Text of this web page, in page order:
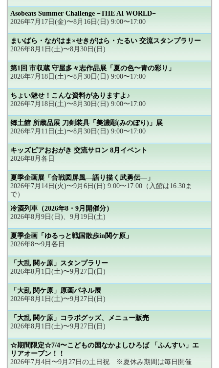
Asobeats Summer Challenge −THE AI WORLD−
2026年7月17日(金)〜8月16日(日) 9:00〜17:00
まいばら・ながはま×せきがはら・たるい 交流スタンプラリー
2026年8月1日(土)〜8月30日(日)
第1回 市収蔵 守屋多々志作品展「夏の色〜青の彩り」
2026年7月18日(土)〜8月30日(日) 9:00〜17:00
ちょい魅せ！こんな資料がありますよ♪
2026年7月18日(土)〜8月30日(日) 9:00〜17:00
郷土館 所蔵品展 刀剣装具「美濃彫(みのぼり)」展
2026年7月11日(土)〜8月30日(日) 9:00〜17:00
キッズピアおおがき 交流サロン 8月イベント
2026年8月各日
夏季企画展「合戦図屏風―語り描く武勇伝―」
2026年7月14日(火)〜9月6日(日) 9:00〜17:00（入館は16:30ま
で）
冷酒列車（2026年8・9月開催分）
2026年8月9日(日)、9月19日(土)
夏季企画「ゆるっと戦国散歩in関ケ原」
2026年8〜9月各日
「大乱 関ヶ原」スタンプラリー
2026年8月1日(土)〜9月27日(日)
「大乱 関ケ原」原画パネル展
2026年8月1日(土)〜9月27日(日)
「大乱 関ケ原」コラボグッズ、メニュー販売
2026年8月1日(土)〜9月27日(日)
☆期間限定☆7/4〜こどもの国なかよしひろば 「ふんすい」エ
リアオープン！！
2026年7月4日〜9月27日の土日祝 ※夏休み期間は毎日開催